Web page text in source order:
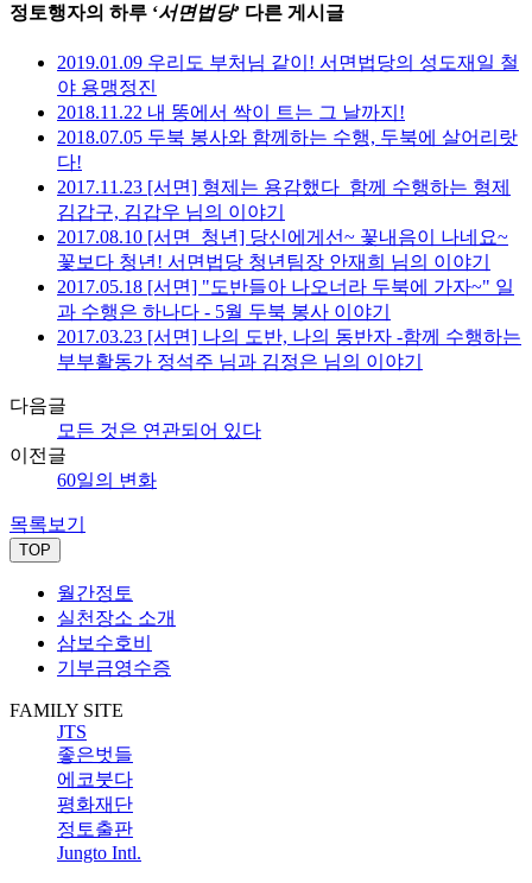
정토행자의 하루 ‘서면법당’ 다른 게시글
2019.01.09 우리도 부처님 같이! 서면법당의 성도재일 철
야 용맹정진
2018.11.22 내 똥에서 싹이 트는 그 날까지!
2018.07.05 두북 봉사와 함께하는 수행, 두북에 살어리랏
다!
2017.11.23 [서면] 형제는 용감했다_함께 수행하는 형제
김갑구, 김갑우 님의 이야기
2017.08.10 [서면_청년] 당신에게선~ 꽃내음이 나네요~
꽃보다 청년! 서면법당 청년팀장 안재희 님의 이야기
2017.05.18 [서면] "도반들아 나오너라 두북에 가자~" 일
과 수행은 하나다 - 5월 두북 봉사 이야기
2017.03.23 [서면] 나의 도반, 나의 동반자 -함께 수행하는
부부활동가 정석주 님과 김정은 님의 이야기
다음글
모든 것은 연관되어 있다
이전글
60일의 변화
목록보기
TOP
월간정토
실천장소 소개
삼보수호비
기부금영수증
FAMILY SITE
JTS
좋은벗들
에코붓다
평화재단
정토출판
Jungto Intl.